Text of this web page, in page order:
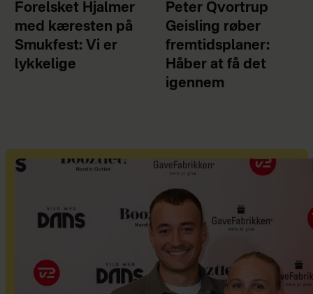
Forelsket Hjalmer
med kæresten på
Smukfest: Vi er
lykkelige
Peter Qvortrup
Geisling røber
fremtidsplaner:
Håber at få det
igennem